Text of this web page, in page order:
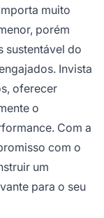
muito
porém
sustentável do
Invista
oferecer
o
Com a
com o
um
para o seu